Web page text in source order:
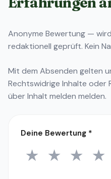
Anonyme Bewertung —
redaktionell geprüft. Kein
Mit dem Absenden gelten
Rechtswidrige Inhalte oder
überInhalt melden melden.
Deine Bewertung *
1 Stern
★ 2 Sterne
★ 3
★ 4
★